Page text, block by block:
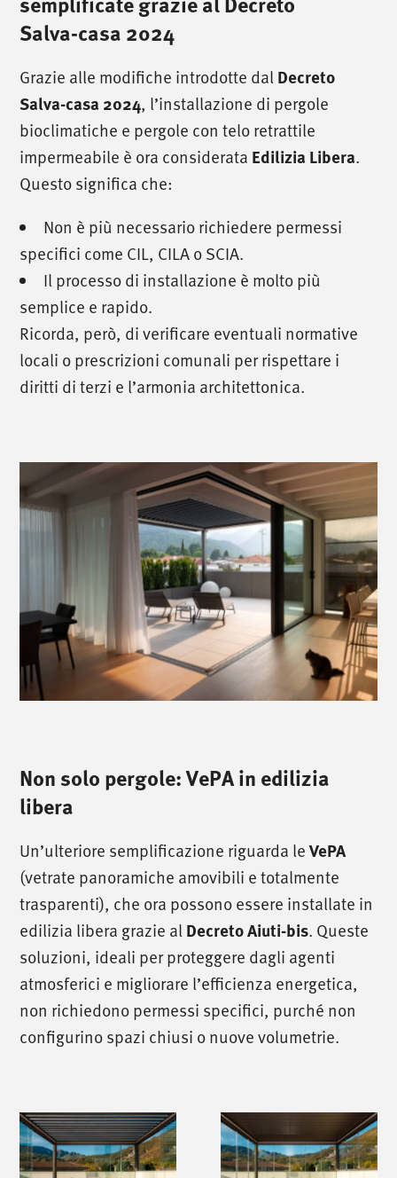
Salva-casa 2024
Grazie alle modifiche introdotte dalDecreto
Salva-casa 2024, l’installazione di pergole
bioclimatiche e pergole con telo retrattile
impermeabile è ora considerata Edilizia Libera.
Questo significa che:
Non è più necessario richiedere permessi
specifici come CIL, CILA o SCIA.
Il processo di installazione è molto più
semplice e rapido.
Ricorda, però, di verificare eventuali normative
locali o prescrizioni comunali per rispettare i
diritti di terzi e l’armonia architettonica.
Non solo pergole: VePA in edilizia
libera
Un’ulteriore semplificazione riguarda leVePA
(vetrate panoramiche amovibili e totalmente
trasparenti), che ora possono essere installate in
edilizia libera grazie alDecreto Aiuti-bis. Queste
soluzioni, ideali per proteggere dagli agenti
atmosferici e migliorare l’efficienza energetica,
non richiedono permessi specifici, purché non
configurino spazi chiusi o nuove volumetrie.